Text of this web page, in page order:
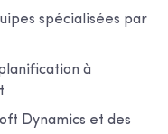
spécialisées par
à
Dynamics et des